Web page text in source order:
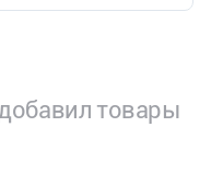
товары